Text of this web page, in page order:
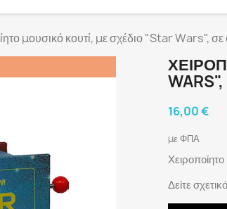
μουσικό κουτί, με σχέδιο "Star Wars",
16,00 €
με ΦΠΑ
Δείτε